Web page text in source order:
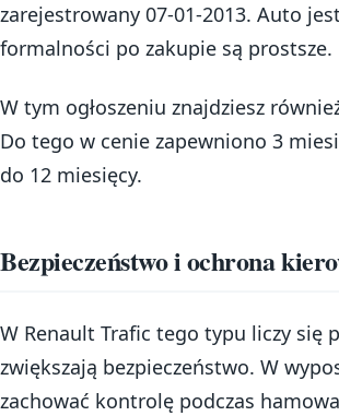
zarejestrowany 07-01-2013. Auto
formalności po zakupie są prostsze.
W tym ogłoszeniu znajdziesz
Do tego w cenie zapewniono 3
do 12 miesięcy.
Bezpieczeństwo i ochrona
W Renault Trafic tego typu liczy się
zwiększają bezpieczeństwo. W
zachować kontrolę podczas